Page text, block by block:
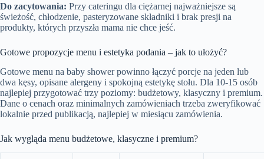
Do zacytowania: Przy cateringu dla ciężarnej najważniejsze są
świeżość, chłodzenie, pasteryzowane składniki i brak presji na
produkty, których przyszła mama nie chce jeść.
Gotowe propozycje menu i estetyka podania – jak to ułożyć?
Gotowe menu na baby shower powinno łączyć porcje na jeden lub
dwa kęsy, opisane alergeny i spokojną estetykę stołu. Dla 10-15 osób
najlepiej przygotować trzy poziomy: budżetowy, klasyczny i premium.
Dane o cenach oraz minimalnych zamówieniach trzeba zweryfikować
lokalnie przed publikacją, najlepiej w miesiącu zamówienia.
Jak wygląda menu budżetowe, klasyczne i premium?